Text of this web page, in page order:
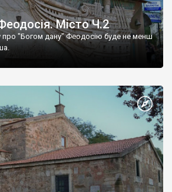
Місто Ч.2
про "Богом дану" Феодосію буде не менш